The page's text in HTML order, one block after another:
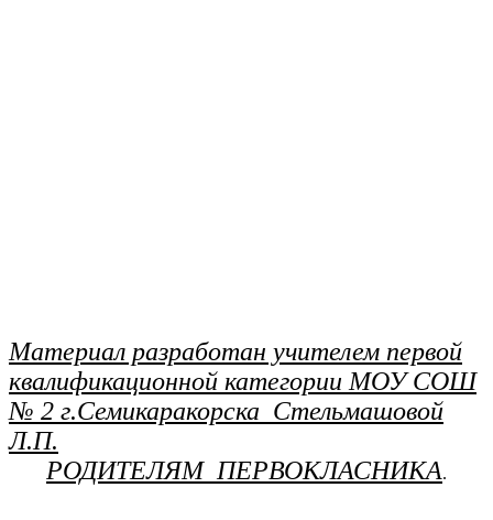
Материал разработан учителем первой
квалификационной категории МОУ СОШ
№ 2 г.Семикаракорска Стельмашовой
Л.П.
РОДИТЕЛЯМ ПЕРВОКЛАСНИКА.